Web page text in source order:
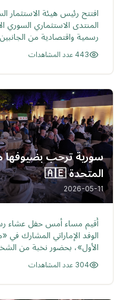
افتتح رئيس هيئة الاستثمار
المنتدى الاستثماري السوري
رسمية واقتصادية من
المستثمرين ورجال الأعمال.
الاقتصادي والاستثماري بين
ناقشت فرص الاستثمار
التعليم، السياحة، الطاقة،
الصحية، الخدمات اللوجستية،
العمراني والزراعة.
443 عدد المشاهدات
سورية ترحب بضيوفها
المتحدة 🇦🇪
2026-05-11
أُقيم مساء أمس حفل عشاء
الوفد الإماراتي المشارك في
الأول»، بحضور نخبة من
304 عدد المشاهدات